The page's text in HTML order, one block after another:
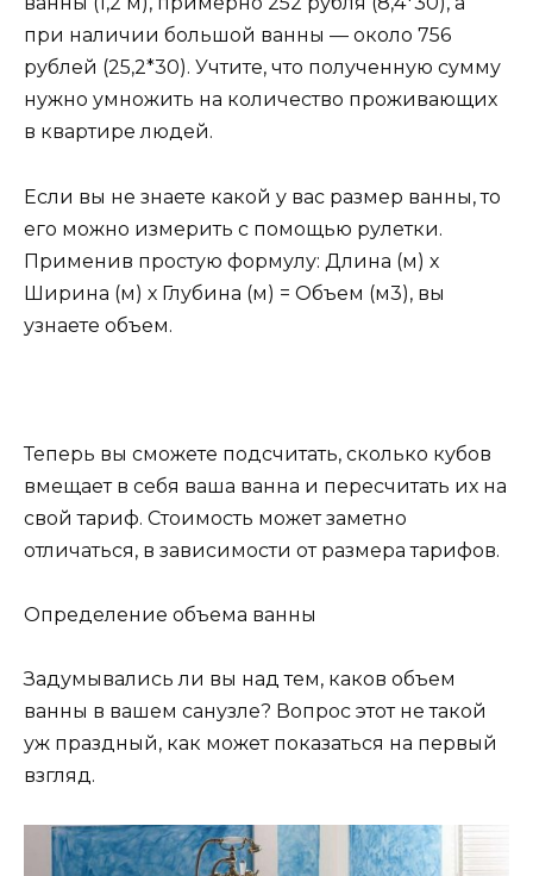
при наличии большой ванны — около 756
рублей (25,2*30). Учтите, что полученную сумму
нужно умножить на количество проживающих
в квартире людей.
Если вы не знаете какой у вас размер ванны, то
его можно измерить с помощью рулетки.
Применив простую формулу: Длина (м) х
Ширина (м) х Глубина (м) = Объем (м3), вы
узнаете объем.
Теперь вы сможете подсчитать, сколько кубов
вмещает в себя ваша ванна и пересчитать их на
свой тариф. Стоимость может заметно
отличаться, в зависимости от размера тарифов.
Определение объема ванны
Задумывались ли вы над тем, каков объем
ванны в вашем санузле? Вопрос этот не такой
уж праздный, как может показаться на первый
взгляд.